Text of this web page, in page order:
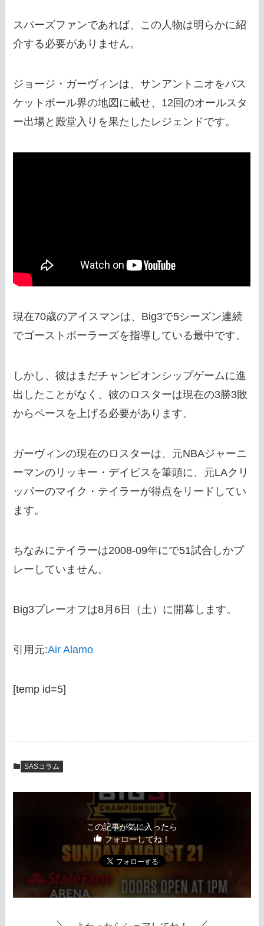
スパーズファンであれば、この人物は明らかに紹
介する必要がありません。
ジョージ・ガーヴィンは、サンアントニオをバス
ケットボール界の地図に載せ、12回のオールスタ
ー出場と殿堂入りを果たしたレジェンドです。
現在70歳のアイスマンは、Big3で5シーズン連続
でゴーストボーラーズを指導している最中です。
しかし、彼はまだチャンピオンシップゲームに進
出したことがなく、彼のロスターは現在の3勝3敗
からペースを上げる必要があります。
ガーヴィンの現在のロスターは、元NBAジャーニ
ーマンのリッキー・デイビスを筆頭に、元LAクリ
ッパーのマイク・テイラーが得点をリードしてい
ます。
ちなみにテイラーは2008-09年にで51試合しかプ
レーしていません。
Big3プレーオフは8月6日（土）に開幕します。
引用元:Air Alamo
[temp id=5]
SASコラム
この記事が気に入ったら
フォローしてね！